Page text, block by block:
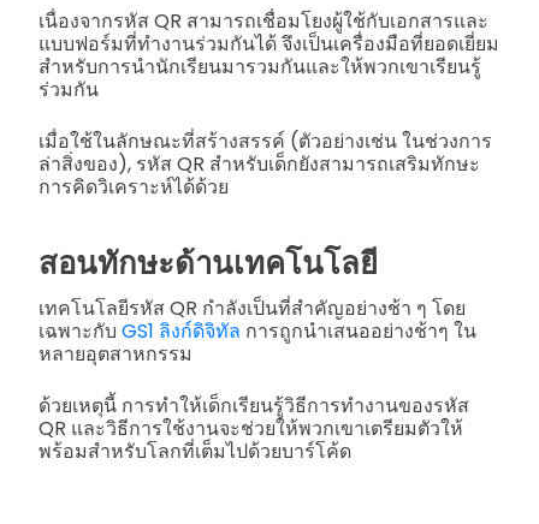
เนื่องจากรหัส QR สามารถเชื่อมโยงผู้ใช้กับเอกสารและ
แบบฟอร์มที่ทำงานร่วมกันได้ จึงเป็นเครื่องมือที่ยอดเยี่ยม
สำหรับการนำนักเรียนมารวมกันและให้พวกเขาเรียนรู้
ร่วมกัน
เมื่อใช้ในลักษณะที่สร้างสรรค์ (ตัวอย่างเช่น ในช่วงการ
ล่าสิ่งของ), รหัส QR สำหรับเด็กยังสามารถเสริมทักษะ
การคิดวิเคราะห์ได้ด้วย
สอนทักษะด้านเทคโนโลยี
เทคโนโลยีรหัส QR กำลังเป็นที่สำคัญอย่างช้า ๆ โดย
เฉพาะกับ GS1 ลิงก์ดิจิทัล การถูกนำเสนออย่างช้าๆ ใน
หลายอุตสาหกรรม
ด้วยเหตุนี้ การทำให้เด็กเรียนรู้วิธีการทำงานของรหัส
QR และวิธีการใช้งานจะช่วยให้พวกเขาเตรียมตัวให้
พร้อมสำหรับโลกที่เต็มไปด้วยบาร์โค้ด